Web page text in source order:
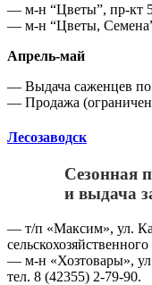
— м-н “Цветы”, пр-кт
— м-н “Цветы,
Апрель-май
— Выдача саженцев по
— Продажа
Лесозаводск
Сезонная
и выдача
— т/п «Максим», ул.
— м-н «Хозтовары»,
тел. 8 (42355) 2-79-90.